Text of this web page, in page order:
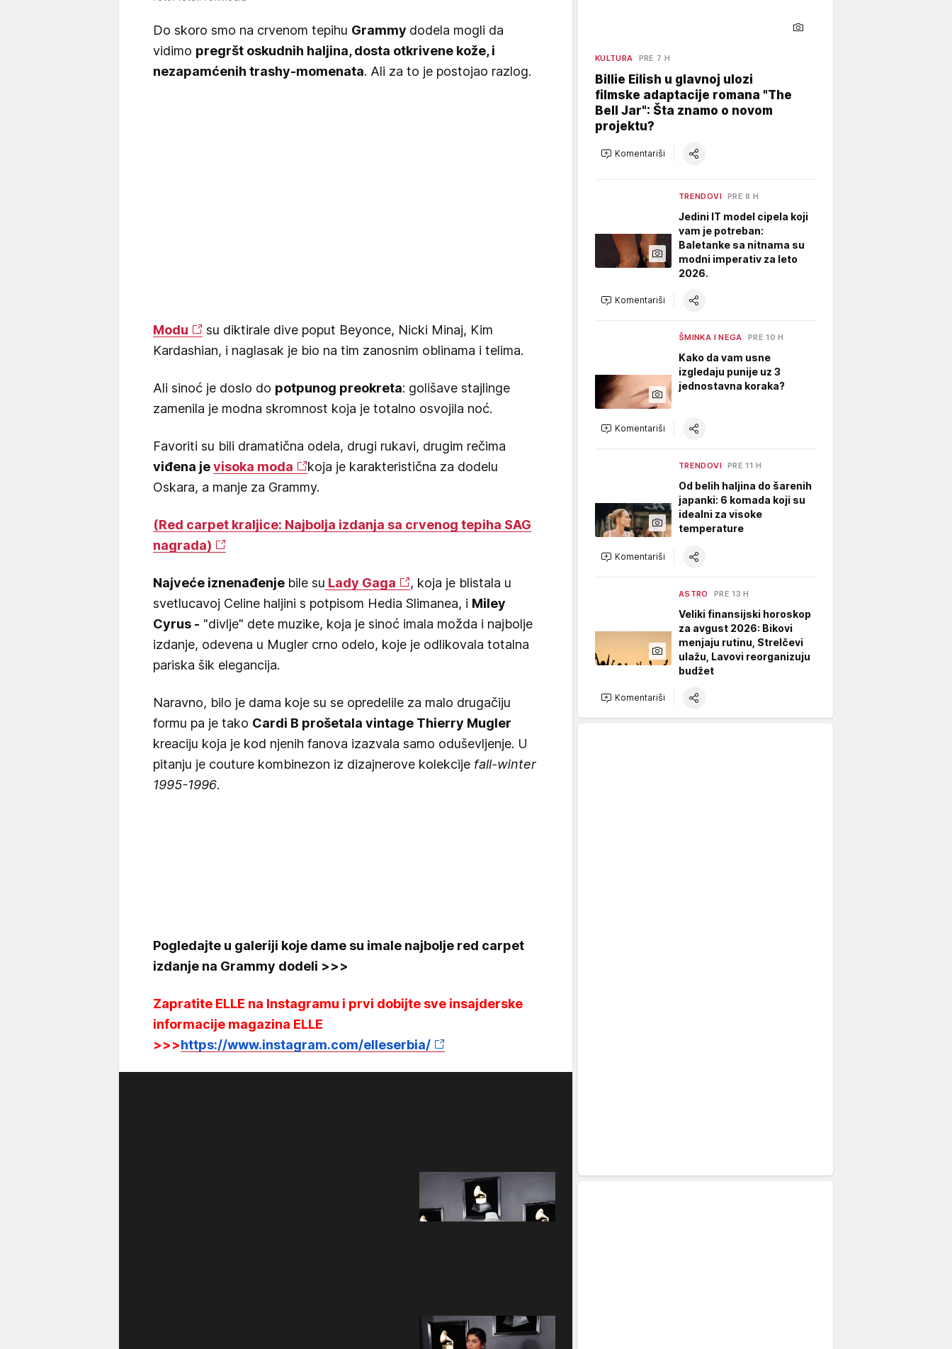
Do skoro smo na crvenom tepihu Grammy dodela mogli da
vidimo pregršt oskudnih haljina, dosta otkrivene kože, i
nezapamćenih trashy-momenata. Ali za to je postojao razlog.
Modu
su diktirale dive poput Beyonce, Nicki Minaj, Kim
Kardashian, i naglasak je bio na tim zanosnim oblinama i telima.
Ali sinoć je doslo do potpunog preokreta: golišave stajlinge
zamenila je modna skromnost koja je totalno osvojila noć.
Favoriti su bili dramatična odela, drugi rukavi, drugim rečima
viđena jevisoka moda
koja je karakteristična za dodelu
Oskara, a manje za Grammy.
(Red carpet kraljice: Najbolja izdanja sa crvenog tepiha SAG
nagrada)
Najveće iznenađenje bile su Lady Gaga
, koja je blistala u
svetlucavoj Celine haljini s potpisom Hedia Slimanea, i Miley
Cyrus - "divlje" dete muzike, koja je sinoć imala možda i najbolje
izdanje, odevena u Mugler crno odelo, koje je odlikovala totalna
pariska šik elegancija.
Naravno, bilo je dama koje su se opredelile za malo drugačiju
formu pa je tako Cardi B prošetala vintage Thierry Mugler
kreaciju koja je kod njenih fanova izazvala samo oduševljenje. U
pitanju je couture kombinezon iz dizajnerove kolekcije fall-winter
1995-1996.
Pogledajte u galeriji koje dame su imale najbolje red carpet
izdanje na Grammy dodeli >>>
Zapratite ELLE na Instagramu i prvi dobijte sve insajderske
informacije magazina ELLE
>>>https://www.instagram.com/elleserbia/
KULTURA PRE 7 H
Billie Eilish u glavnoj ulozi
filmske adaptacije romana "The
Bell Jar": Šta znamo o novom
projektu?
Komentariši
TRENDOVI PRE 8 H
Jedini IT model cipela koji
vam je potreban:
Baletanke sa nitnama su
modni imperativ za leto
2026.
Komentariši
ŠMINKA I NEGA PRE 10 H
Kako da vam usne
izgledaju punije uz 3
jednostavna koraka?
Komentariši
TRENDOVI PRE 11 H
Od belih haljina do šarenih
japanki: 6 komada koji su
idealni za visoke
temperature
Komentariši
ASTRO PRE 13 H
Veliki finansijski horoskop
za avgust 2026: Bikovi
menjaju rutinu, Strelčevi
ulažu, Lavovi reorganizuju
budžet
Komentariši